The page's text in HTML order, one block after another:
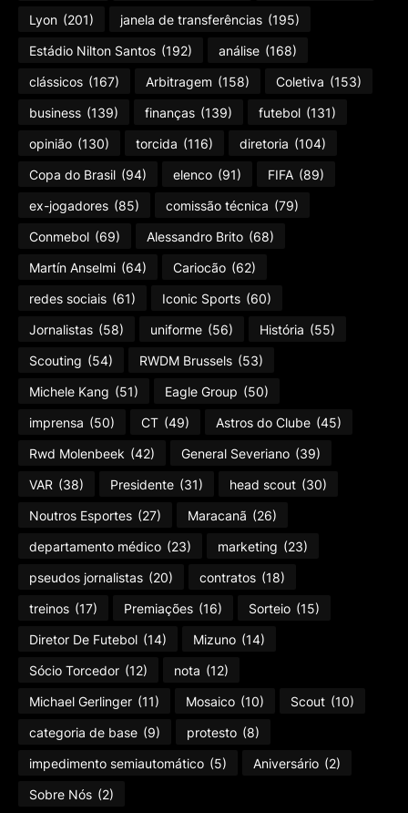
Lyon (201) janela de transferências (195)
Estádio Nilton Santos (192) análise (168)
clássicos (167) Arbitragem (158) Coletiva (153)
business (139) finanças (139) futebol (131)
opinião (130) torcida (116) diretoria (104)
Copa do Brasil (94) elenco (91) FIFA (89)
ex-jogadores (85) comissão técnica (79)
Conmebol (69) Alessandro Brito (68)
Martín Anselmi (64) Cariocão (62)
redes sociais (61) Iconic Sports (60)
Jornalistas (58) uniforme (56) História (55)
Scouting (54) RWDM Brussels (53)
Michele Kang (51) Eagle Group (50)
imprensa (50) CT (49) Astros do Clube (45)
Rwd Molenbeek (42) General Severiano (39)
VAR (38) Presidente (31) head scout (30)
Noutros Esportes (27) Maracanã (26)
departamento médico (23) marketing (23)
pseudos jornalistas (20) contratos (18)
treinos (17) Premiações (16) Sorteio (15)
Diretor De Futebol (14) Mizuno (14)
Sócio Torcedor (12) nota (12)
Michael Gerlinger (11) Mosaico (10) Scout (10)
categoria de base (9) protesto (8)
impedimento semiautomático (5) Aniversário (2)
Sobre Nós (2)